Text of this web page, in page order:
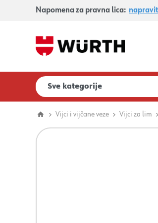
Napomena za pravna lica:
Sve kategorije
Vijci i vijčane veze Vijci za lim